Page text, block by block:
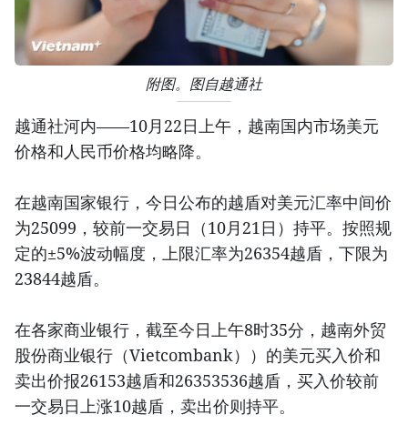
附图。图自越通社
越通社河内——10月22日上午，越南国内市场美元
价格和人民币价格均略降。
在越南国家银行，今日公布的越盾对美元汇率中间价
为25099，较前一交易日（10月21日）持平。按照规
定的±5%波动幅度，上限汇率为26354越盾，下限为
23844越盾。
在各家商业银行，截至今日上午8时35分，越南外贸
股份商业银行（Vietcombank））的美元买入价和
卖出价报26153越盾和26353536越盾，买入价较前
一交易日上涨10越盾，卖出价则持平。